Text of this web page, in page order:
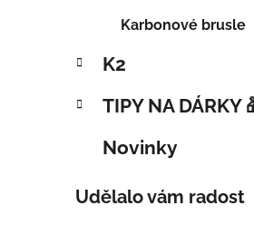
Karbonové brusle
K2
TIPY NA DÁRKY
Novinky
Udělalo vám radost